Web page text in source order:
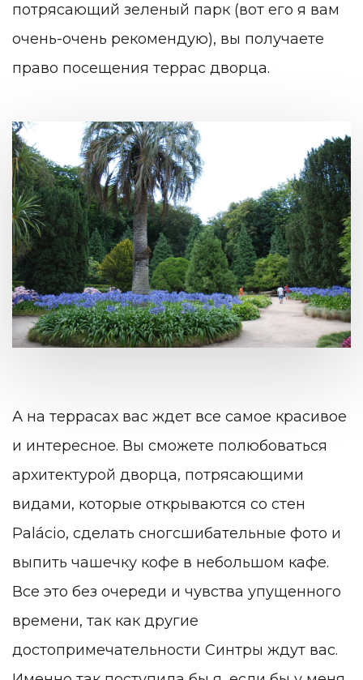
потрясающий зеленый парк (вот его я вам
очень-очень рекомендую), вы получаете
право посещения террас дворца.
А на террасах вас ждет все самое красивое
и интересное. Вы сможете полюбоваться
архитектурой дворца, потрясающими
видами, которые открываются со стен
Palácio, сделать сногсшибательные фото и
выпить чашечку кофе в небольшом кафе.
Все это без очереди и чувства упущенного
времени, так как другие
достопримечательности Синтры ждут вас.